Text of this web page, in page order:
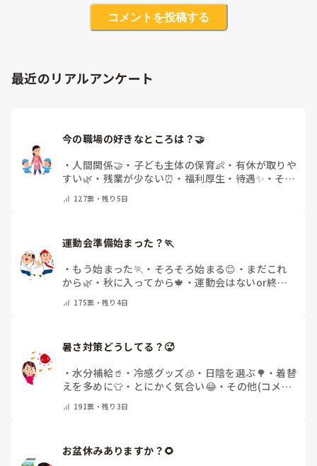
コメントを投稿する
最近のリアルアンケート
・ 人間関係🤝 ・ 子ども主体の保育👶 ・ 有休が取りや
すい🌿 ・ 残業が少ない⏰ ・ 福利厚生・待遇✨ ・ その
他(コメントで教えてください)
127票・残り5日
運動会準備始まった？🏃
・ もう始まった🏃 ・ そろそろ始まる😊 ・ まだこれ
から🌿 ・ 秋に入ってから🍁 ・運動会はないor終わ
った✨
その他(コメントで教えてください)
175票・残り4日
暑さ対策どうしてる？🥵
・水分補給🥤 ・ 冷感グッズ🧊 ・ 日陰を選ぶ🌳 ・着替
えを多めに👕 ・ とにかく気合い😂・ その他(コメン
トで教えてください)
191票・残り3日
お盆休みありますか？🌻